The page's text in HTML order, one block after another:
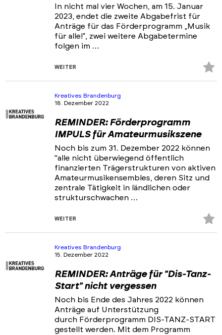
In nicht mal vier Wochen, am 15. Januar
2023, endet die zweite Abgabefrist für
Anträge für das Förderprogramm „Musik
für alle!“, zwei weitere Abgabetermine
folgen im …
WEITER
Kreatives Brandenburg
18. Dezember 2022
REMINDER: Förderprogramm
IMPULS für Amateurmusikszene
Noch bis zum 31. Dezember 2022 können
"alle nicht überwiegend öffentlich
finanzierten Trägerstrukturen von aktiven
Amateurmusikensembles, deren Sitz und
zentrale Tätigkeit in ländlichen oder
strukturschwachen …
WEITER
Kreatives Brandenburg
15. Dezember 2022
REMINDER: Anträge für "Dis-Tanz-
Start" nicht vergessen
Noch bis Ende des Jahres 2022 können
Anträge auf Unterstützung
durch Förderprogramm DIS-TANZ-START
gestellt werden. Mit dem Programm